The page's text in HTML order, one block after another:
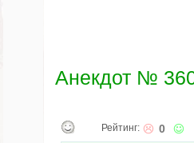
Анекдот №
Рейтинг: 0